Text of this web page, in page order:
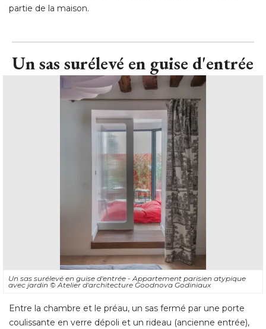
partie de la maison.
Un sas surélevé en guise d'entrée
Un sas surélevé en guise d'entrée - Appartement parisien atypique
avec jardin © Atelier d'architecture Goodnova Godiniaux
Entre la chambre et le préau, un sas fermé par une porte
coulissante en verre dépoli et un rideau (ancienne entrée),